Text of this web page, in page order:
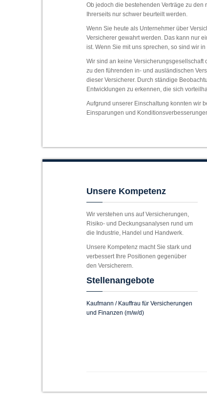
Ob jedoch die bestehenden Verträge zu
Ihrerseits nur schwer beurteilt werden.
Wenn Sie heute als Unternehmer über
Versicherer gewahrt werden. Das kann nur
ist. Wenn Sie mit uns sprechen, so sind wir
Wir sind an keine
zu den führenden in- und ausländischen
dieser Versicherer. Durch ständige
Entwicklungen zu erkennen, die sich
Aufgrund unserer Einschaltung konnten wir
Einsparungen und
Unsere Kompetenz
Wir verstehen uns auf Versicherungen,
Risiko- und Deckungsanalysen rund um
die Industrie, Handel und Handwerk.
Unsere Kompetenz macht Sie stark und
verbessert Ihre Positionen gegenüber
den Versicherern.
Stellenangebote
Kaufmann / Kauffrau für Versicherungen
und Finanzen (m/w/d)